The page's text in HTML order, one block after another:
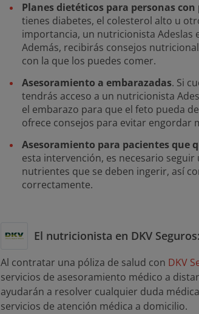
Planes dietéticos para personas
tienes diabetes, el colesterol alto u
importancia, un nutricionista Adeslas
Además, recibirás consejos
con la que los puedes comer.
Asesoramiento a embarazadas. Si
tendrás acceso a un nutricionista
el embarazo para que el feto pueda
ofrece consejos para evitar engordar
Asesoramiento para pacientes que
esta intervención, es necesario
nutrientes que se deben ingerir, así
correctamente.
El nutricionista en DKV
Al contratar una póliza de salud con DKV
servicios de asesoramiento médico a
ayudarán a resolver cualquier duda
servicios de atención médica a domicilio.